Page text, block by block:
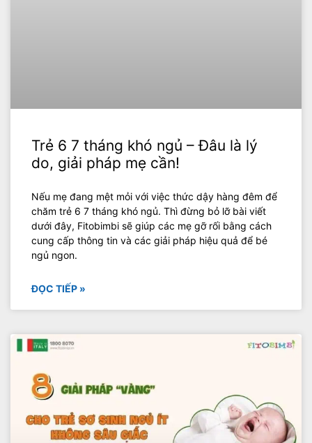
Trẻ 6 7 tháng khó ngủ – Đâu là lý
do, giải pháp mẹ cần!
Nếu mẹ đang mệt mỏi với việc thức dậy hàng đêm để
chăm trẻ 6 7 tháng khó ngủ. Thì đừng bỏ lỡ bài viết
dưới đây, Fitobimbi sẽ giúp các mẹ gỡ rối bằng cách
cung cấp thông tin và các giải pháp hiệu quả để bé
ngủ ngon.
ĐỌC TIẾP »